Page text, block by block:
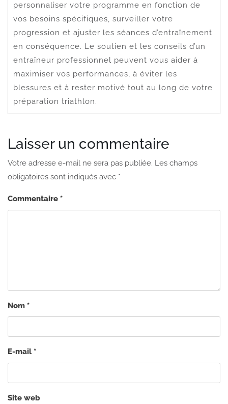
personnaliser votre programme en fonction de
vos besoins spécifiques, surveiller votre
progression et ajuster les séances d’entraînement
en conséquence. Le soutien et les conseils d’un
entraîneur professionnel peuvent vous aider à
maximiser vos performances, à éviter les
blessures et à rester motivé tout au long de votre
préparation triathlon.
Laisser un commentaire
Votre adresse e-mail ne sera pas publiée. Les champs
obligatoires sont indiqués avec *
Commentaire *
Nom *
E-mail *
Site web